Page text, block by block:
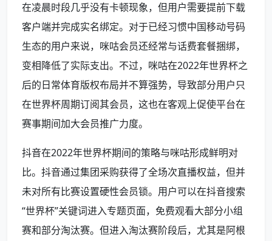
在凌晨时段几乎没有卡顿现象，但用户需要提前下载
客户端并完成实名绑定。对于已经习惯中国移动号码
生态的用户来说，咪咕会员还经常与话费套餐捆绑，
变相降低了实际支出。不过，咪咕在2022年世界杯之
后的日常体育版权布局并不算强势，导致部分用户只
在世界杯周期订阅其会员，这也在客观上促使平台在
赛事期间加大会员推广力度。
抖音在2022年世界杯期间的策略与咪咕形成鲜明对
比。抖音通过集团采购获得了全场次直播权益，但并
未对所有比赛设置硬性会员锁。用户可以在抖音搜索
“世界杯”关键词进入专题页面，免费观看大部分小组
赛和部分淘汰赛。但进入淘汰赛阶段后，尤其是阿根